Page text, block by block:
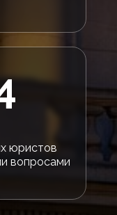
юристов
вопросами